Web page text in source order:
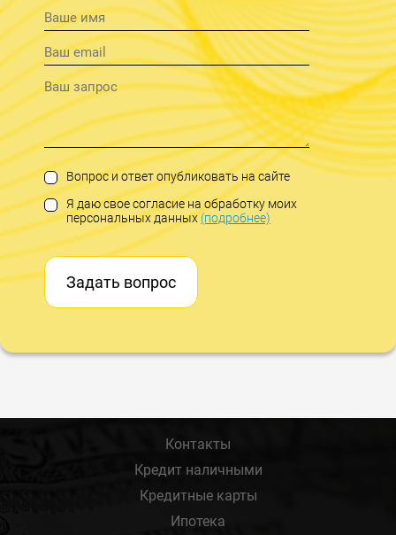
Вопрос и ответ опубликовать на сайте
Я даю свое согласие на обработку моих
персональных данных(подробнее)
Задать вопрос
Контакты
Кредит наличными
Кредитные карты
Ипотека